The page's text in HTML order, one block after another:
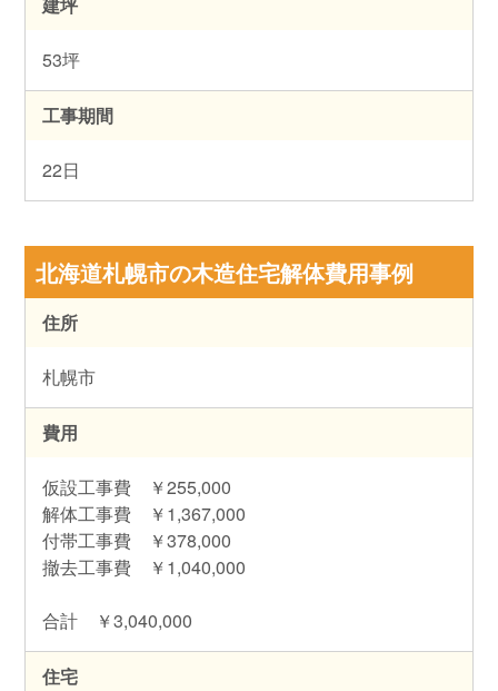
建坪
53坪
工事期間
22日
北海道札幌市の木造住宅解体費用事例
住所
札幌市
費用
仮設工事費 ￥255,000
解体工事費 ￥1,367,000
付帯工事費 ￥378,000
撤去工事費 ￥1,040,000
合計 ￥3,040,000
住宅